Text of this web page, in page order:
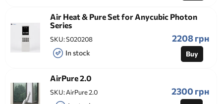
Air Heat & Pure Set for Anycubic Photon
Series
SKU:S020208
In stock
2208 грн
Buy
AirPure 2.0
SKU:AirPure 2.0 2300 грн